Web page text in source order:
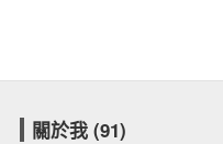
關於我 (91)